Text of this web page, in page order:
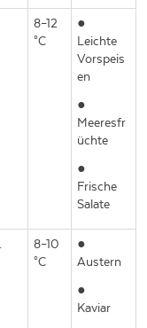
8–12
°C
●
Leichte
Vorspeis
en
●
Meeresfr
üchte
●
Frische
Salate
8–10
°C
●
Austern
●
Kaviar